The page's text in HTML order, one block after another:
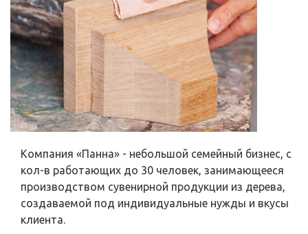
Компания «Панна» - небольшой семейный бизнес, с
кол-в работающих до 30 человек, занимающееся
производством сувенирной продукции из дерева,
создаваемой под индивидуальные нужды и вкусы
клиента.